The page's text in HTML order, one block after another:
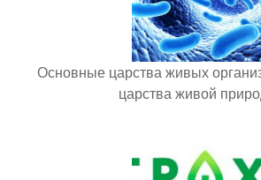
Основные царства живых
царства живой